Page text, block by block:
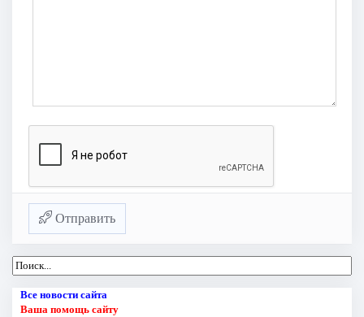
Отправить
Все новости сайта
Ваша помощь сайту